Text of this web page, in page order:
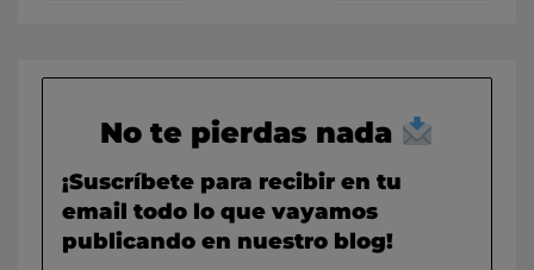
No te pierdas nada
¡Suscríbete para recibir en tu
email todo lo que vayamos
publicando en nuestro blog!